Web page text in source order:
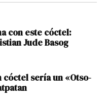
con este cóctel:
Jude Basog
sería un «Otso-